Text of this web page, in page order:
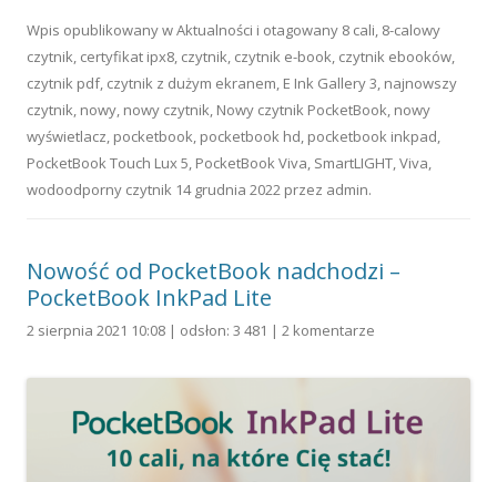
Wpis opublikowany wAktualności i otagowany 8 cali, 8-calowy
czytnik, certyfikat ipx8, czytnik, czytnik e-book, czytnik ebooków,
czytnik pdf, czytnik z dużym ekranem, E Ink Gallery 3, najnowszy
czytnik, nowy, nowy czytnik, Nowy czytnik PocketBook, nowy
wyświetlacz, pocketbook, pocketbook hd, pocketbook inkpad,
PocketBook Touch Lux 5, PocketBook Viva, SmartLIGHT,Viva,
wodoodporny czytnik 14 grudnia 2022 przez admin.
Nowość od PocketBook nadchodzi –
PocketBook InkPad Lite
2 sierpnia 2021 10:08 | odsłon: 3 481 | 2 komentarze